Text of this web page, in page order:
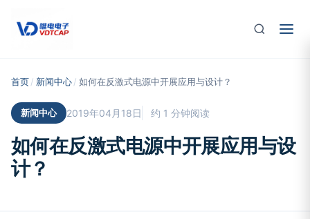
首页 / 新闻中心 / 如何在反激式电源中开展应用与设计？
新闻中心 2019年04月18日 约 1 分钟阅读
如何在反激式电源中开展应用与设
计？